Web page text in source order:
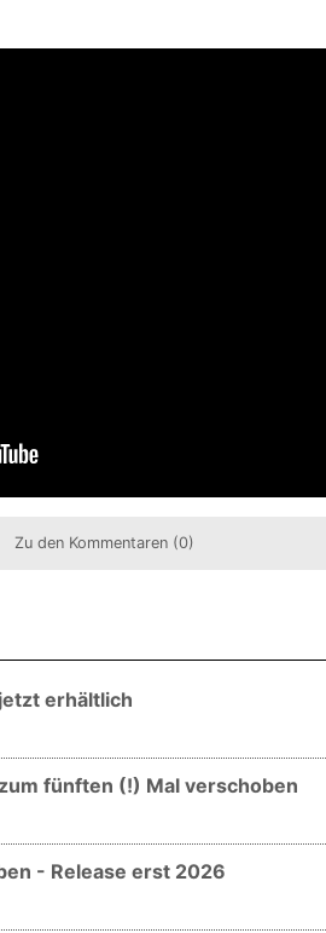
Zu den Kommentaren (0)
erhältlich
fünften (!) Mal verschoben
- Release erst 2026